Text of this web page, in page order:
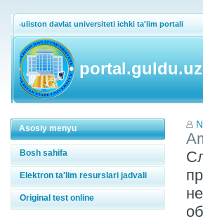
Guliston davlat universiteti ichki ta'lim portali
portal.guldu.uz
Asosiy menyu
Bosh sahifa
Elektron ta'lim resurslari jadvali
Original test online